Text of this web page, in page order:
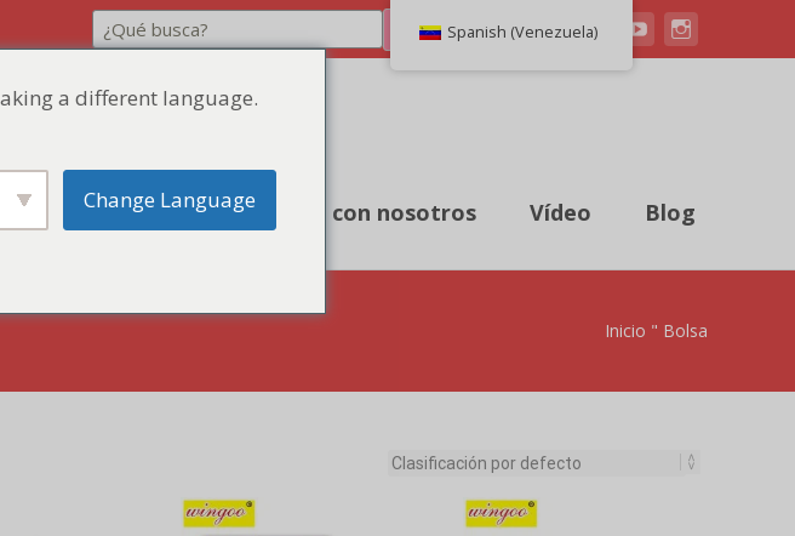
Buscar en
Póngase en contacto con nosotros Vídeo Blog
Inicio " Bolsa
Spanish (Venezuela)
a different language.
Change Language